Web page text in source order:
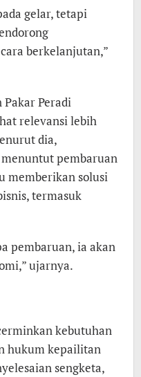
gelar, tetapi
berkelanjutan,”
Pakar Peradi
relevansi lebih
dia,
pembaruan
memberikan solusi
termasuk
pembaruan, ia akan
ujarnya.
kebutuhan
hukum kepailitan
sengketa,